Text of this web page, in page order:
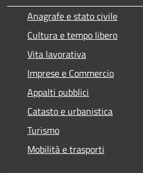
Anagrafe e stato civile
Cultura e tempo libero
Vita lavorativa
Imprese e Commercio
Appalti pubblici
Catasto e urbanistica
Turismo
Mobilità e trasporti